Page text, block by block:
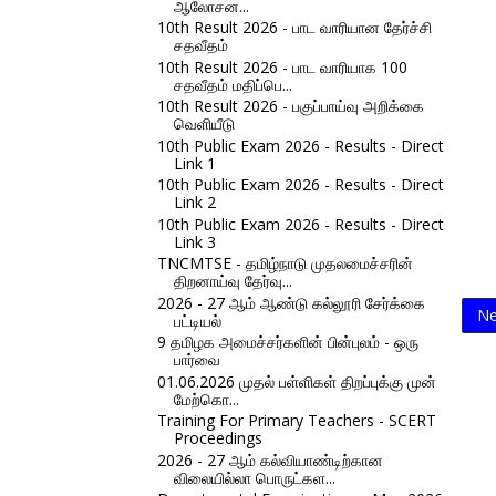
ஆலோசன...
10th Result 2026 - பாட வாரியான தேர்ச்சி
சதவீதம்
10th Result 2026 - பாட வாரியாக 100
சதவீதம் மதிப்பெ...
10th Result 2026 - பகுப்பாய்வு அறிக்கை
வெளியீடு
10th Public Exam 2026 - Results - Direct
Link 1
10th Public Exam 2026 - Results - Direct
Link 2
10th Public Exam 2026 - Results - Direct
Link 3
TNCMTSE - தமிழ்நாடு முதலமைச்சரின்
திறனாய்வு தேர்வு...
2026 - 27 ஆம் ஆண்டு கல்லூரி சேர்க்கை
பட்டியல்
9 தமிழக அமைச்சர்களின் பின்புலம் - ஒரு
பார்வை
01.06.2026 முதல் பள்ளிகள் திறப்புக்கு முன்
மேற்கொ...
Training For Primary Teachers - SCERT
Proceedings
2026 - 27 ஆம் கல்வியாண்டிற்கான
விலையில்லா பொருட்கள...